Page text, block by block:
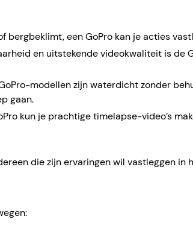
bergbeklimt, een GoPro kan je acties
en uitstekende videokwaliteit is
modellen zijn waterdicht zonder
gaan.
kun je prachtige timelapse-video’s
die zijn ervaringen wil vastleggen in